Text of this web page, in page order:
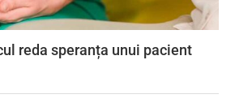
reda speranța unui pacient